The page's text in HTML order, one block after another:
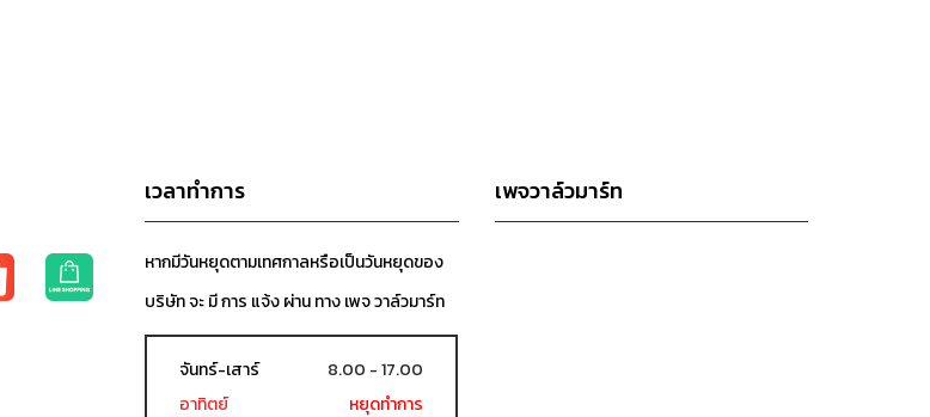
เวลาทำการ
หากมีวันหยุดตามเทศกาลหรือเป็นวันหยุดของ
บริษัท จะ มี การ แจ้ง ผ่าน ทาง เพจ วาล์วมาร์ท
จันทร์-เสาร์
8.00 - 17.00
อาทิตย์
หยุดทำการ
เพจวาล์วมาร์ท